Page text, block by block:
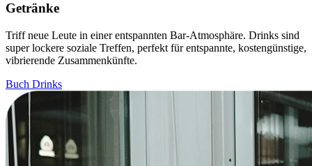
Getränke
Triff neue Leute in einer entspannten Bar-Atmosphäre. Drinks sind
super lockere soziale Treffen, perfekt für entspannte, kostengünstige,
vibrierende Zusammenkünfte.
Buch Drinks